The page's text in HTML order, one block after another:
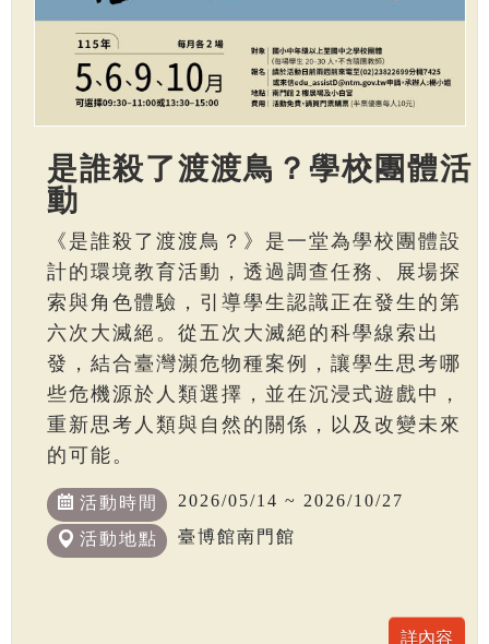
是誰殺了渡渡鳥？學校團體活
動
《是誰殺了渡渡鳥？》是一堂為學校團體設
計的環境教育活動，透過調查任務、展場探
索與角色體驗，引導學生認識正在發生的第
六次大滅絕。從五次大滅絕的科學線索出
發，結合臺灣瀕危物種案例，讓學生思考哪
些危機源於人類選擇，並在沉浸式遊戲中，
重新思考人類與自然的關係，以及改變未來
的可能。
活動時間 2026/05/14 ~ 2026/10/27
活動地點 臺博館南門館